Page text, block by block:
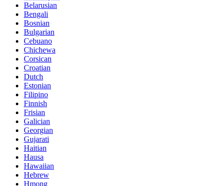
Belarusian
Bengali
Bosnian
Bulgarian
Cebuano
Chichewa
Corsican
Croatian
Dutch
Estonian
Filipino
Finnish
Frisian
Galician
Georgian
Gujarati
Haitian
Hausa
Hawaiian
Hebrew
Hmong